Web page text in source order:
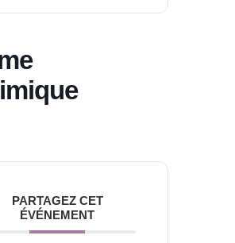
PARTAGEZ CET
ÉVÉNEMENT